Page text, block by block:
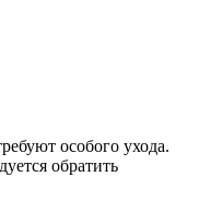
особого ухода.
обратить